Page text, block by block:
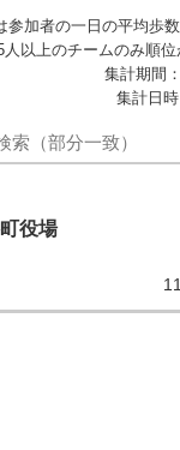
加者の一日の平均歩
以上のチームのみ順位
集計期間
集計日
役場